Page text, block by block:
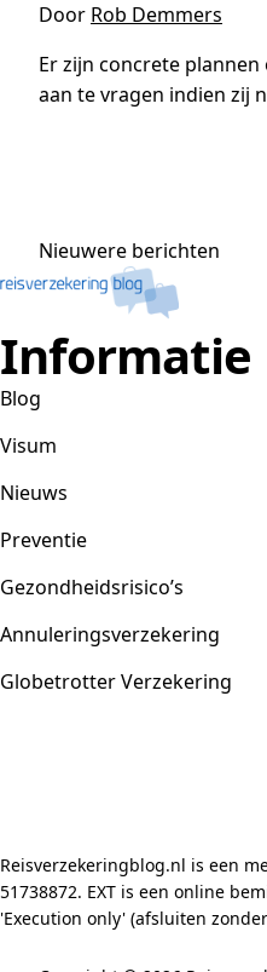
Door Rob Demmers
Er zijn concrete
aan te vragen indien zij
Nieuwere berichten
Informatie
Blog
Visum
Nieuws
Preventie
Gezondheidsrisico’s
Annuleringsverzekering
Globetrotter Verzekering
Reisverzekeringblog.nl is een
51738872. EXT is een online
'Execution only' (afsluiten